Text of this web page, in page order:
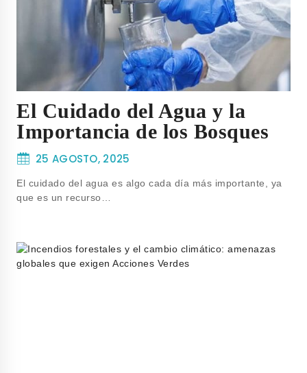
El Cuidado del Agua y la
Importancia de los Bosques
25 AGOSTO, 2025
El cuidado del agua es algo cada día más importante, ya
que es un recurso…